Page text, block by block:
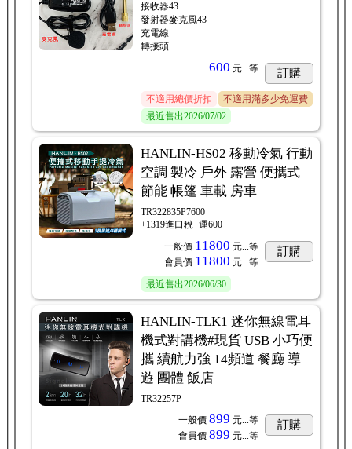
接收器43
發射器麥克風43
充電線
轉接頭
600 元...等 訂購
不適用總價折扣
不適用滿多少免運費
最近售出2026/07/02
HANLIN-HS02 移動冷氣 行動
空調 製冷 戶外 露營 便攜式
節能 帳篷 車載 房車
TR322835P7600
+1319進口稅+運600
一般價 11800 元...等
會員價 11800 元...等
訂購
最近售出2026/06/30
HANLIN-TLK1 迷你無線電耳
機式對講機#現貨 USB 小巧便
攜 續航力強 14頻道 餐廳 導
遊 團體 飯店
TR32257P
一般價 899 元...等
會員價 899 元...等
訂購